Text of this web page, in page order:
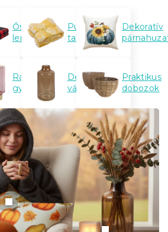
Őszi
lepedők
Puha
takarók
Dekoratív
Ragyogó
gyertyatartók
Dekoratív
vázák
Praktikus
dobozok